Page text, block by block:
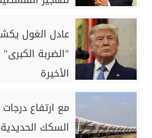
عادل الغول
"الضربة
الأخيرة
مع ارتفاع درجات
السكك